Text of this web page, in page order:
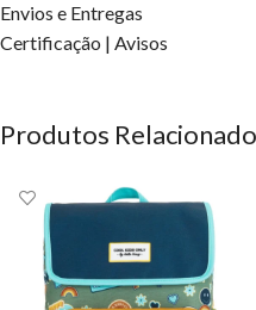
Envios e Entregas
Certificação | Avisos
Produtos